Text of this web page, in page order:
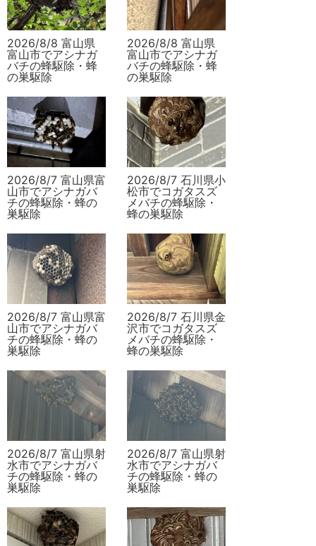
2026/8/8 富山県
富山市でアシナガ
バチの蜂駆除・蜂
の巣駆除
2026/8/8 富山県
富山市でアシナガ
バチの蜂駆除・蜂
の巣駆除
2026/8/7 富山県富
山市でアシナガバ
チの蜂駆除・蜂の
巣駆除
2026/8/7 石川県小
松市でコガタスズ
メバチの蜂駆除・
蜂の巣駆除
2026/8/7 富山県富
山市でアシナガバ
チの蜂駆除・蜂の
巣駆除
2026/8/7 石川県金
沢市でコガタスズ
メバチの蜂駆除・
蜂の巣駆除
2026/8/7 富山県射
水市でアシナガバ
チの蜂駆除・蜂の
巣駆除
2026/8/7 富山県射
水市でアシナガバ
チの蜂駆除・蜂の
巣駆除